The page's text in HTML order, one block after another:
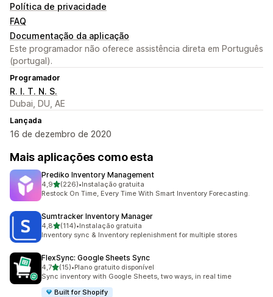
Política de privacidade
FAQ
Documentação da aplicação
Este programador não oferece assistência direta em Português
(portugal).
Programador
R. I. T. N. S.
Dubai, DU, AE
Lançada
16 de dezembro de 2020
Mais aplicações como esta
Prediko Inventory Management
4,9de 5 estrelas
(226)
226 total de avaliações
•Instalação gratuita
Restock On Time, Every Time With Smart Inventory Forecasting.
Sumtracker Inventory Manager
4,8de 5 estrelas
(114)
114 total de avaliações
•Instalação gratuita
Inventory sync & Inventory replenishment for multiple stores
FlexSync: Google Sheets Sync
4,7de 5 estrelas
(15)
15 total de avaliações
•Plano gratuito disponível
Sync inventory with Google Sheets, two ways, in real time
Built for Shopify